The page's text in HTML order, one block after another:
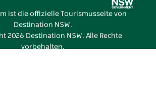
ist die offizielle Tourismusseite von
Destination NSW.
2026 Destination NSW. Alle Rechte
vorbehalten.